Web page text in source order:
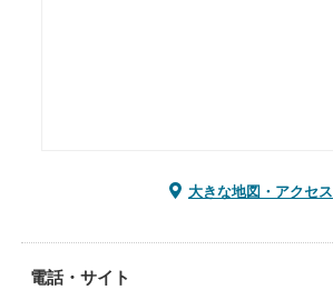
大きな地図・アクセス
電話・サイト